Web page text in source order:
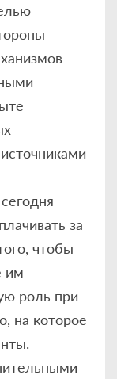
за
чтобы
им
роль при
на которое